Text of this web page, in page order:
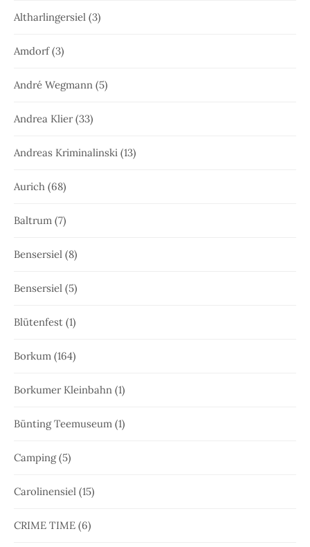
Altharlingersiel (3)
Amdorf(3)
André Wegmann (5)
Andrea Klier(33)
Andreas Kriminalinski (13)
Aurich (68)
Baltrum (7)
Bensersiel (8)
Bensersiel (5)
Blütenfest (1)
Borkum (164)
Borkumer Kleinbahn (1)
Bünting Teemuseum (1)
Camping(5)
Carolinensiel (15)
CRIME TIME (6)